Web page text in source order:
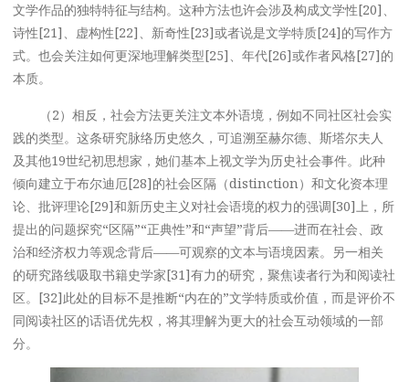
文学作品的独特特征与结构。这种方法也许会涉及构成文学性[20]、
诗性[21]、虚构性[22]、新奇性[23]或者说是文学特质[24]的写作方
式。也会关注如何更深地理解类型[25]、年代[26]或作者风格[27]的
本质。
（2）相反，社会方法更关注文本外语境，例如不同社区社会实
践的类型。这条研究脉络历史悠久，可追溯至赫尔德、斯塔尔夫人
及其他19世纪初思想家，她们基本上视文学为历史社会事件。此种
倾向建立于布尔迪厄[28]的社会区隔（distinction）和文化资本理
论、批评理论[29]和新历史主义对社会语境的权力的强调[30]上，所
提出的问题探究“区隔”“正典性”和“声望”背后——进而在社会、政
治和经济权力等观念背后——可观察的文本与语境因素。另一相关
的研究路线吸取书籍史学家[31]有力的研究，聚焦读者行为和阅读社
区。[32]此处的目标不是推断“内在的”文学特质或价值，而是评价不
同阅读社区的话语优先权，将其理解为更大的社会互动领域的一部
分。